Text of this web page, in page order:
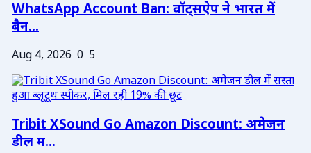
WhatsApp Account Ban: वॉट्सऐप ने भारत में
बैन...
Aug 4, 2026 0 5
Tribit XSound Go Amazon Discount: अमेजन
डील म...